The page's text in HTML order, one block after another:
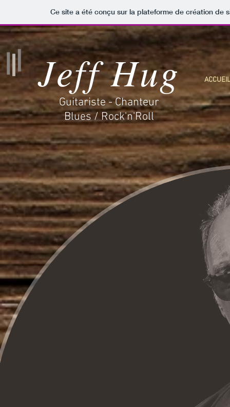
Ce site a été conçu sur la plateforme de création de
Jeff Hug
Guitariste - Chanteur
Blues / Rock'n'Roll
ACCUEIL